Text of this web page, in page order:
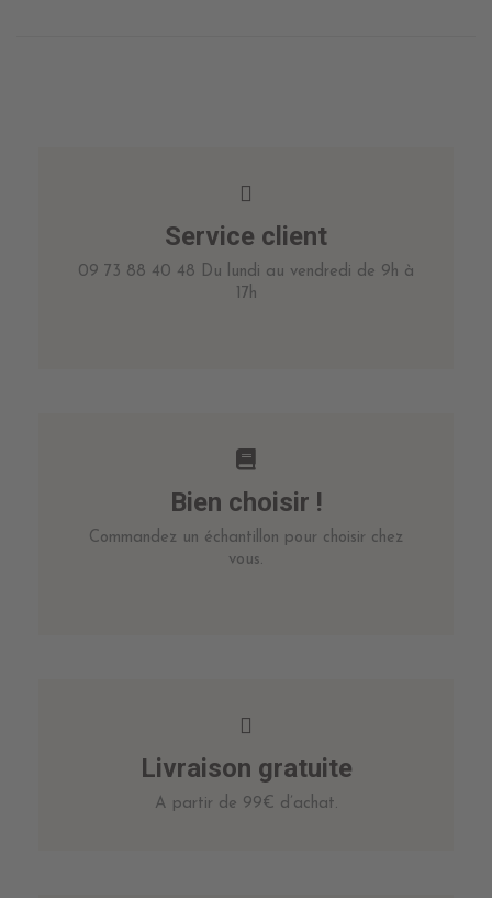
Service client
09 73 88 40 48 Du lundi au vendredi de 9h à
17h
Bien choisir !
Commandez un échantillon pour choisir chez
vous.
Livraison gratuite
A partir de 99€ d’achat.